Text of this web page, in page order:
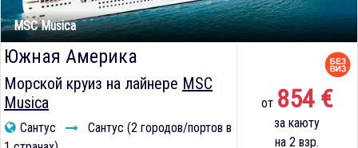
MSC Musica
Южная Америка
Морской круиз на лайнере MSC
Musica
Сантус
Сантус (2 городов/портов в
от 854 €
за каюту
на 2 взр.